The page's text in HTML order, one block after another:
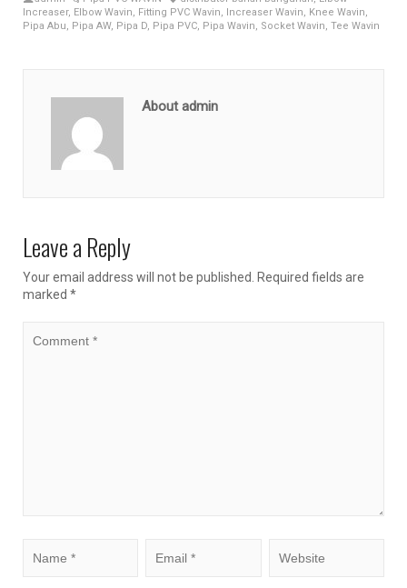
Increaser, Elbow Wavin, Fitting PVC Wavin, Increaser Wavin, Knee Wavin,
Pipa Abu, Pipa AW, Pipa D, Pipa PVC, Pipa Wavin, Socket Wavin, Tee Wavin
About admin
Leave a Reply
Your email address will not be published.
Required fields are
marked *